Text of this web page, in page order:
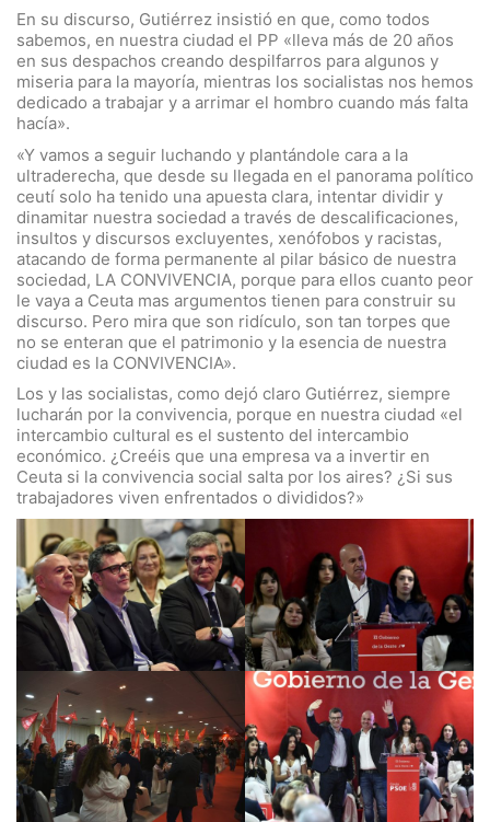
En su discurso, Gutiérrez insistió en que, como todos
sabemos, en nuestra ciudad el PP «lleva más de 20 años
en sus despachos creando despilfarros para algunos y
miseria para la mayoría, mientras los socialistas nos hemos
dedicado a trabajar y a arrimar el hombro cuando más falta
hacía».
«Y vamos a seguir luchando y plantándole cara a la
ultraderecha, que desde su llegada en el panorama político
ceutí solo ha tenido una apuesta clara, intentar dividir y
dinamitar nuestra sociedad a través de descalificaciones,
insultos y discursos excluyentes, xenófobos y racistas,
atacando de forma permanente al pilar básico de nuestra
sociedad, LA CONVIVENCIA, porque para ellos cuanto peor
le vaya a Ceuta mas argumentos tienen para construir su
discurso. Pero mira que son ridículo, son tan torpes que
no se enteran que el patrimonio y la esencia de nuestra
ciudad es la CONVIVENCIA».
Los y las socialistas, como dejó claro Gutiérrez, siempre
lucharán por la convivencia, porque en nuestra ciudad «el
intercambio cultural es el sustento del intercambio
económico. ¿Creéis que una empresa va a invertir en
Ceuta si la convivencia social salta por los aires? ¿Si sus
trabajadores viven enfrentados o divididos?»